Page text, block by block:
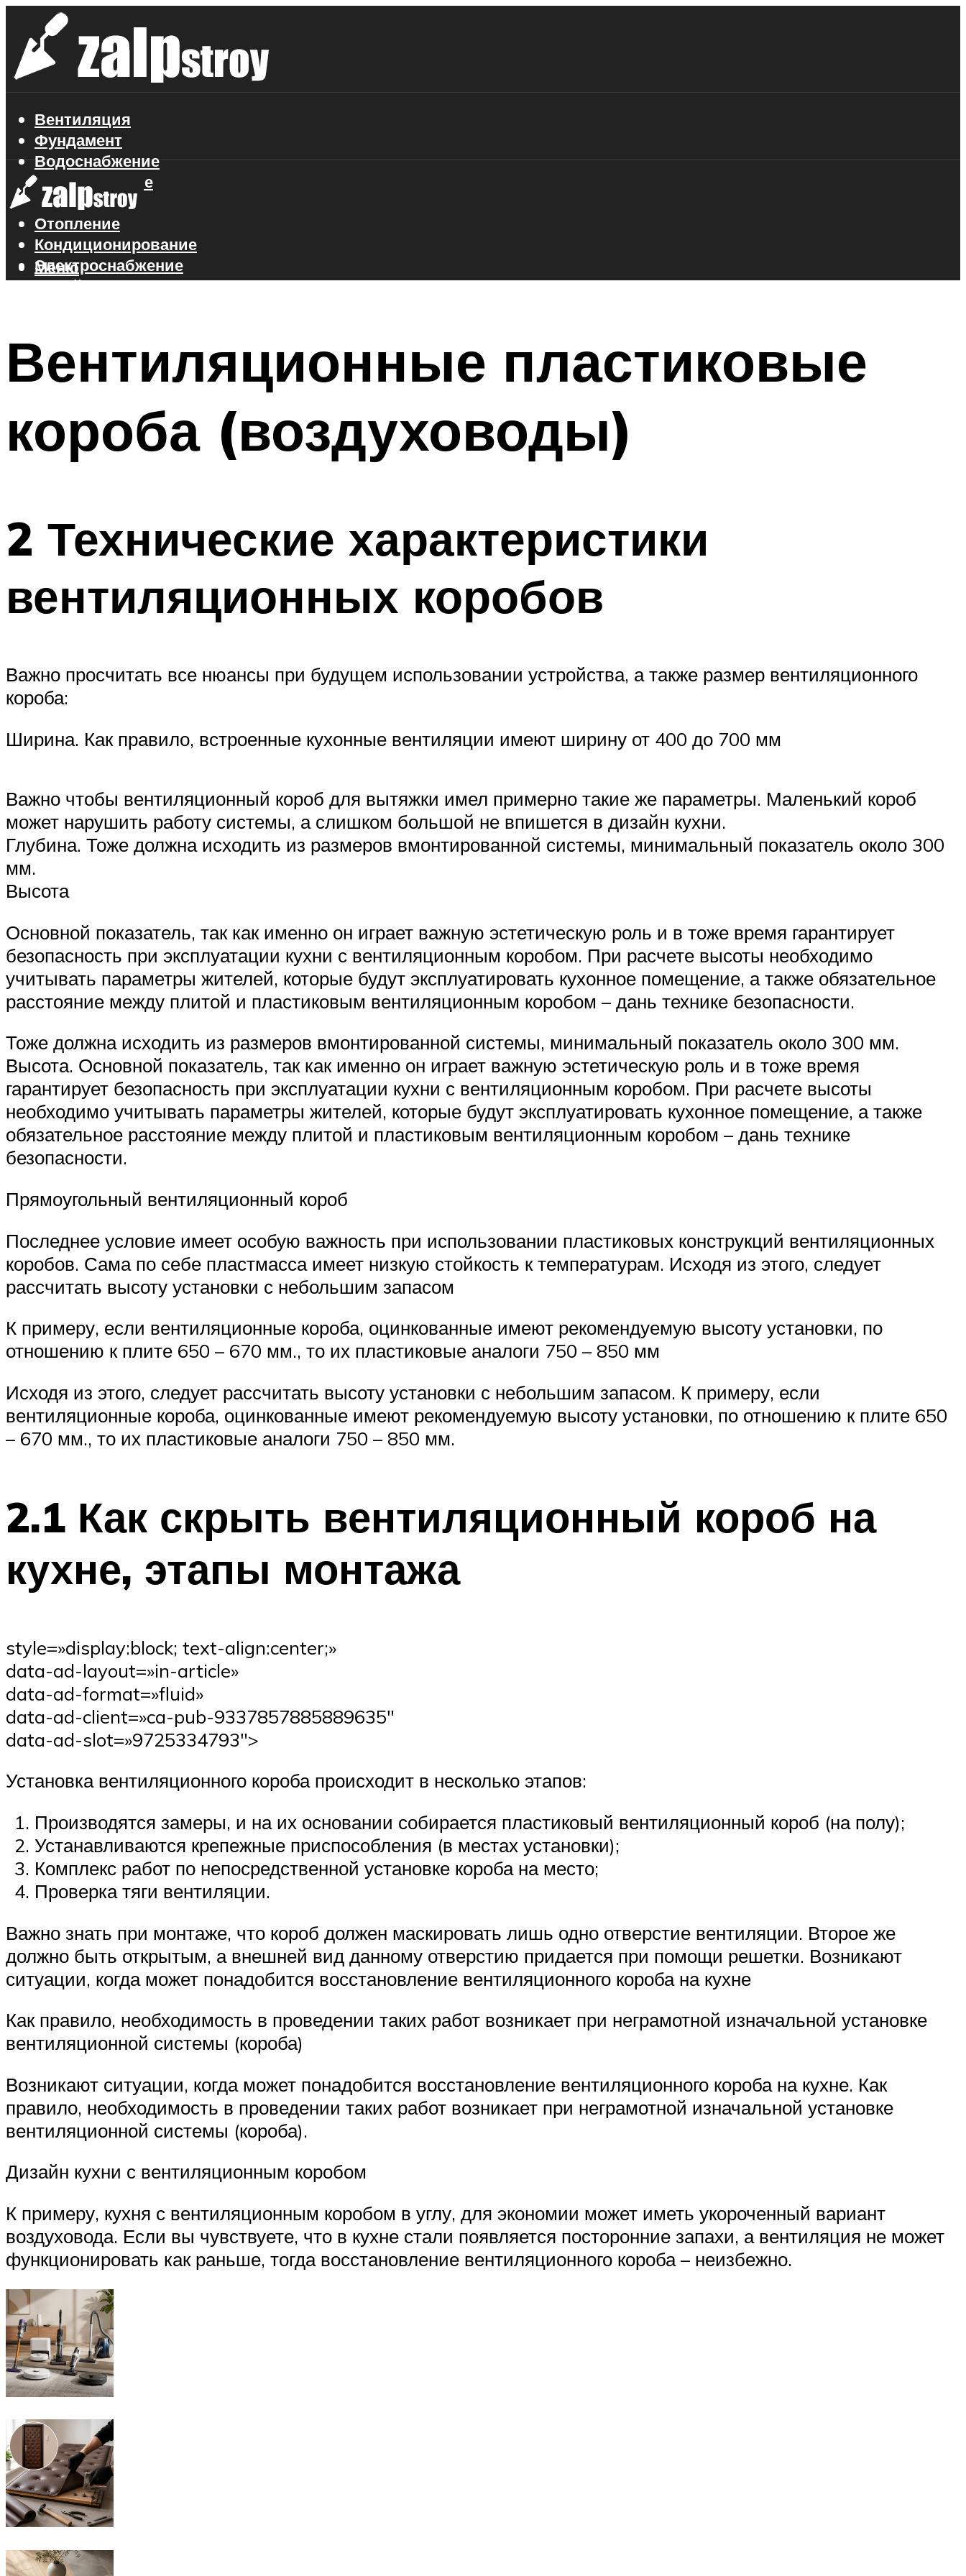
Вентиляция
Фундамент
Водоснабжение
Газоснабжение
Канализация
Отопление
Кондиционирование
Электроснабжение
Стройматериалы
Меню
Вентиляционные пластиковые
короба (воздуховоды)
2 Технические характеристики
вентиляционных коробов
Важно просчитать все нюансы при будущем использовании устройства, а также размер вентиляционного
короба:
Ширина. Как правило, встроенные кухонные вентиляции имеют ширину от 400 до 700 мм
Важно чтобы вентиляционный короб для вытяжки имел примерно такие же параметры. Маленький короб
может нарушить работу системы, а слишком большой не впишется в дизайн кухни.
Глубина. Тоже должна исходить из размеров вмонтированной системы, минимальный показатель около 300
мм.
Высота
Основной показатель, так как именно он играет важную эстетическую роль и в тоже время гарантирует
безопасность при эксплуатации кухни с вентиляционным коробом. При расчете высоты необходимо
учитывать параметры жителей, которые будут эксплуатировать кухонное помещение, а также обязательное
расстояние между плитой и пластиковым вентиляционным коробом – дань технике безопасности.
Тоже должна исходить из размеров вмонтированной системы, минимальный показатель около 300 мм.
Высота. Основной показатель, так как именно он играет важную эстетическую роль и в тоже время
гарантирует безопасность при эксплуатации кухни с вентиляционным коробом. При расчете высоты
необходимо учитывать параметры жителей, которые будут эксплуатировать кухонное помещение, а также
обязательное расстояние между плитой и пластиковым вентиляционным коробом – дань технике
безопасности.
Прямоугольный вентиляционный короб
Последнее условие имеет особую важность при использовании пластиковых конструкций вентиляционных
коробов. Сама по себе пластмасса имеет низкую стойкость к температурам. Исходя из этого, следует
рассчитать высоту установки с небольшим запасом
К примеру, если вентиляционные короба, оцинкованные имеют рекомендуемую высоту установки, по
отношению к плите 650 – 670 мм., то их пластиковые аналоги 750 – 850 мм
Исходя из этого, следует рассчитать высоту установки с небольшим запасом. К примеру, если
вентиляционные короба, оцинкованные имеют рекомендуемую высоту установки, по отношению к плите 650
– 670 мм., то их пластиковые аналоги 750 – 850 мм.
2.1 Как скрыть вентиляционный короб на
кухне, этапы монтажа
style=»display:block; text-align:center;»
data-ad-layout=»in-article»
data-ad-format=»fluid»
data-ad-client=»ca-pub-9337857885889635″
data-ad-slot=»9725334793″>
Установка вентиляционного короба происходит в несколько этапов:
Производятся замеры, и на их основании собирается пластиковый вентиляционный короб (на полу);
Устанавливаются крепежные приспособления (в местах установки);
Комплекс работ по непосредственной установке короба на место;
Проверка тяги вентиляции.
Важно знать при монтаже, что короб должен маскировать лишь одно отверстие вентиляции. Второе же
должно быть открытым, а внешней вид данному отверстию придается при помощи решетки. Возникают
ситуации, когда может понадобится восстановление вентиляционного короба на кухне
Как правило, необходимость в проведении таких работ возникает при неграмотной изначальной установке
вентиляционной системы (короба)
Возникают ситуации, когда может понадобится восстановление вентиляционного короба на кухне. Как
правило, необходимость в проведении таких работ возникает при неграмотной изначальной установке
вентиляционной системы (короба).
Дизайн кухни с вентиляционным коробом
К примеру, кухня с вентиляционным коробом в углу, для экономии может иметь укороченный вариант
воздуховода. Если вы чувствуете, что в кухне стали появляется посторонние запахи, а вентиляция не может
функционировать как раньше, тогда восстановление вентиляционного короба – неизбежно.